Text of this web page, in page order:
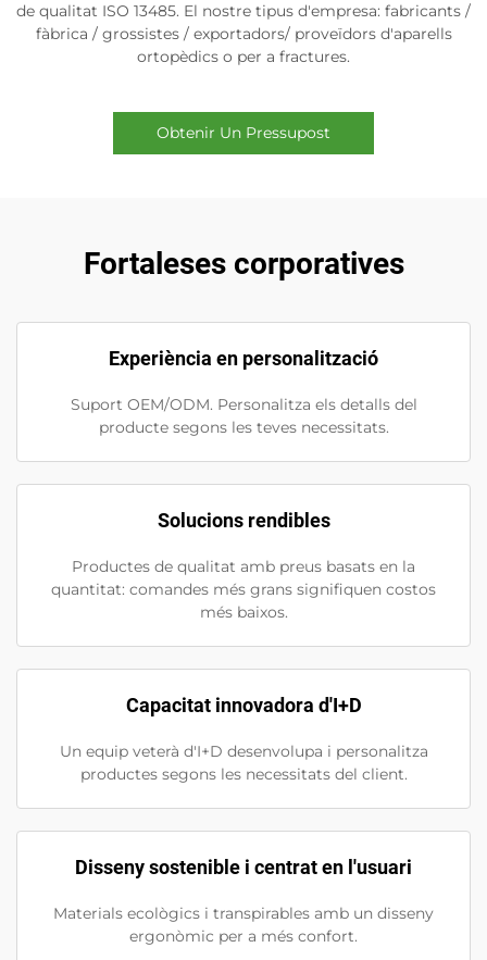
de qualitat ISO 13485. El nostre tipus d'empresa: fabricants /
fàbrica / grossistes / exportadors/ proveïdors d'aparells
ortopèdics o per a fractures.
Obtenir Un Pressupost
Fortaleses corporatives
Experiència en personalització
Suport OEM/ODM. Personalitza els detalls del
producte segons les teves necessitats.
Solucions rendibles
Productes de qualitat amb preus basats en la
quantitat: comandes més grans signifiquen costos
més baixos.
Capacitat innovadora d'I+D
Un equip veterà d'I+D desenvolupa i personalitza
productes segons les necessitats del client.
Disseny sostenible i centrat en l'usuari
Materials ecològics i transpirables amb un disseny
ergonòmic per a més confort.